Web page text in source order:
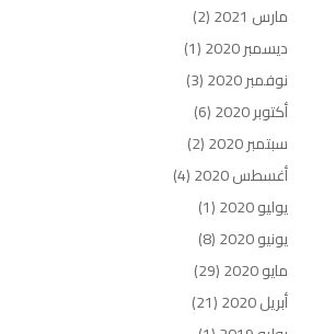
مارس 2021
(2)
ديسمبر 2020
(1)
نوفمبر 2020
(3)
أكتوبر 2020
(6)
سبتمبر 2020
(2)
أغسطس 2020
(4)
يوليو 2020
(1)
يونيو 2020
(8)
مايو 2020
(29)
أبريل 2020
(21)